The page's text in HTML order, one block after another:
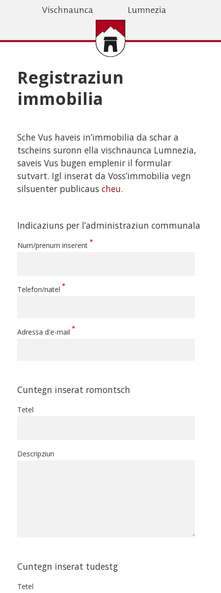
Vischnaunca Lumnezia
Registraziun
immobilia
Sche Vus haveis in’immobilia da schar a
tscheins suronn ella vischnaunca Lumnezia,
saveis Vus bugen emplenir il formular
sutvart. Igl inserat da Voss’immobilia vegn
silsuenter publicaus cheu.
Indicaziuns per l’administraziun communala
Num/prenum inserent
Telefon/natel
Adressa d'e-mail
Cuntegn inserat romontsch
Tetel
Descripziun
Cuntegn inserat tudestg
Tetel